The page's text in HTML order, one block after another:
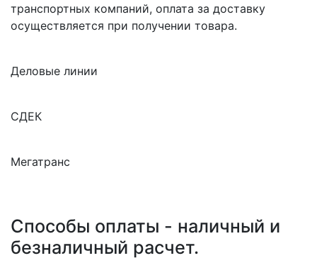
транспортных компаний, оплата за доставку
осуществляется при получении товара.
Деловые линии
СДЕК
Мегатранс
Способы оплаты - наличный и
безналичный расчет.